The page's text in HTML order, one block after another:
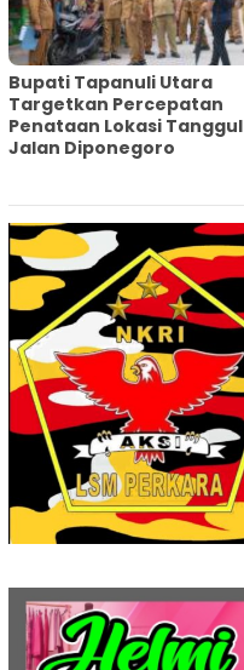
‎Bupati Tapanuli Utara
Targetkan Percepatan
Penataan Lokasi Tanggul
Jalan Diponegoro